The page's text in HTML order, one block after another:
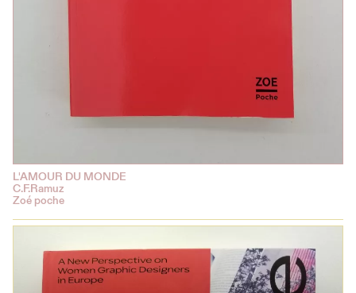
L'AMOUR DU MONDE
C.F.Ramuz
Zoé poche